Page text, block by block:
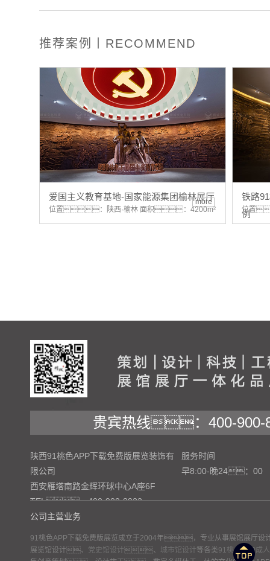
推荐案例丨RECOMMEND
爱国主义教育基地-国家能源集团榆林展厅
位置：陕西·榆林 面积：4200m²
more
铁路
例
位置
贵宾热线：400-900-
陕西91桃色APP下载免费版展览装饰有
限公司
西安雁塔南路金辉环球中心A座6F
TEL：400-900-8922
服务时间
早8:00-晚24：00
公司主营业务
91桃色APP下载免费版展览成立于2004年，专业从事展馆展厅
展览馆设计、 党史馆设计 、 城市馆设计等各类91桃色APP成人
网站地图